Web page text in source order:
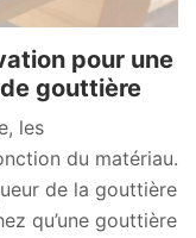
pour une
gouttière
les
du matériau.
de la gouttière
qu’une gouttière